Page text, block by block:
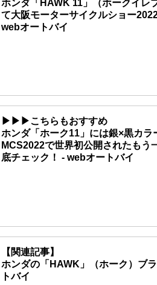
ホンダ「HAWK 11」（ホークイレ
て大阪モーターサイクルショー
webオートバイ
▶▶▶こちらもおすすめ
ホンダ「ホーク11」には銀×黒カラ
MCS2022で世界初公開されたもう
底チェック！ - webオートバイ
【関連記事】
ホンダの「HAWK」（ホーク）ブ
トバイ